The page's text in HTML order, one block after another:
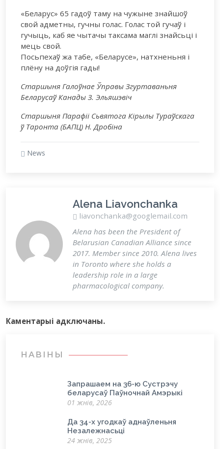
«Беларус» 65 гадоў таму на чужыне знайшоў
свой адметны, гучны голас. Голас той гучаў і
гучыць, каб яе чытачы таксама маглі знайсьці і
мець свой.
Посьпехаў жа табе, «Беларусе», натхненьня і
плёну на доўгія гады!
Старшыня Галоўнае Ўправы Згуртаваньня
Беларусаў Канады З. Эльяшэвіч
Старшыня Парафіі Сьвятога Кірылы Тураўскага
ў Таронта (БАПЦ) Н. Дробіна
News
Alena Liavonchanka
liavonchanka@googlemail.com
Alena has been the President of
Belarusian Canadian Alliance since
2017. Member since 2010. Alena lives
in Toronto where she holds a
leadership role in a large
pharmacological company.
Каментарыi адключаны.
НАВІНЫ
Запрашаем на 36-ю Сустрэчу
беларусаў Паўночнай Амэрыкі
01 жнів, 2026
Да 34-х угодкаў аднаўленьня
Незалежнасьці
24 жнів, 2025